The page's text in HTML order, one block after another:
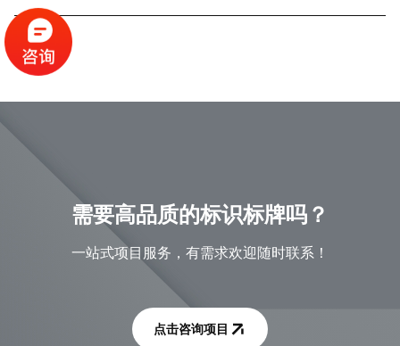
需要高品质的标识标牌吗？
一站式项目服务，有需求欢迎随时联系！
点击咨询项目